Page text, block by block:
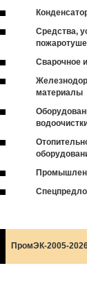
Средства,
Сварочное
материалы
ПромЭК-2005-